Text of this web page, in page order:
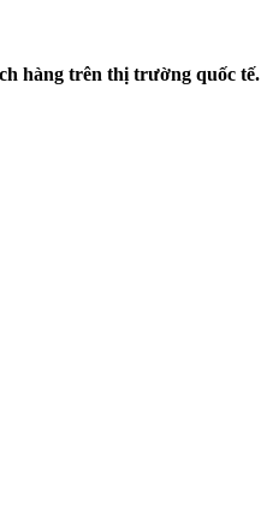
hàng trên thị trường quốc tế.